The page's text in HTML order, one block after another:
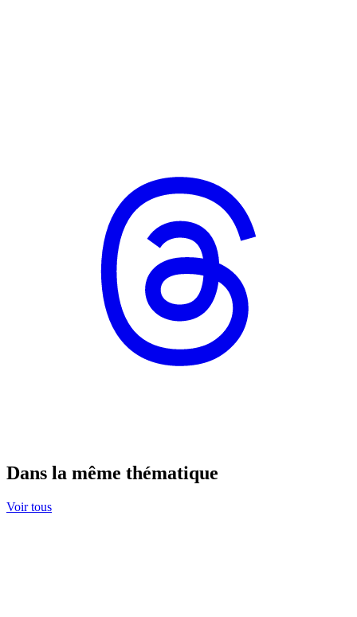
Dans la même thématique
Voir tous